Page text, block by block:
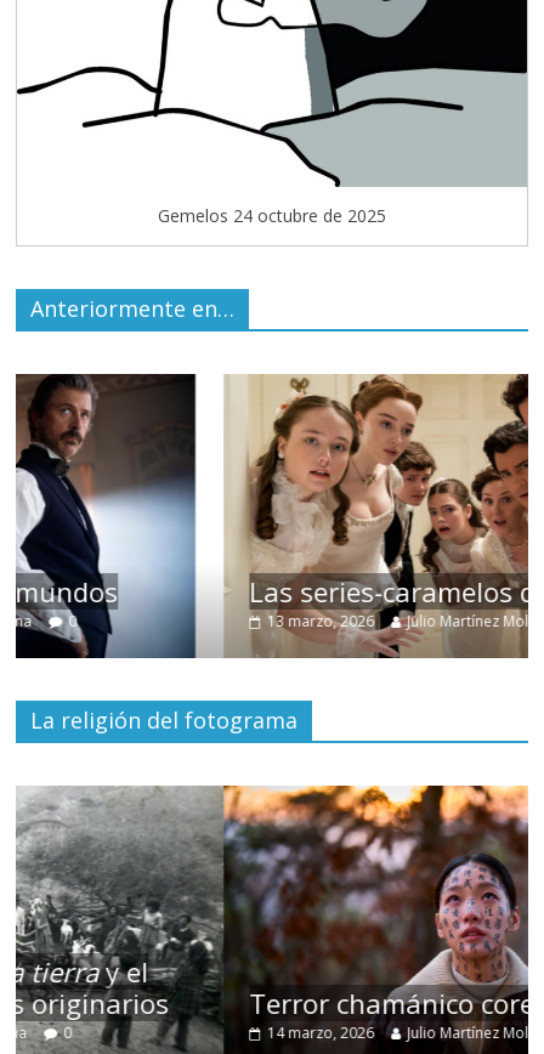
Gemelos 24 octubre de 2025
Anteriormente en…
Las series-caramelos de Shondaland
13 marzo, 2026 Julio Martínez Molina 0
La religión del fotograma
Terror chamánico coreano
14 marzo, 2026 Julio Martínez Molina 0